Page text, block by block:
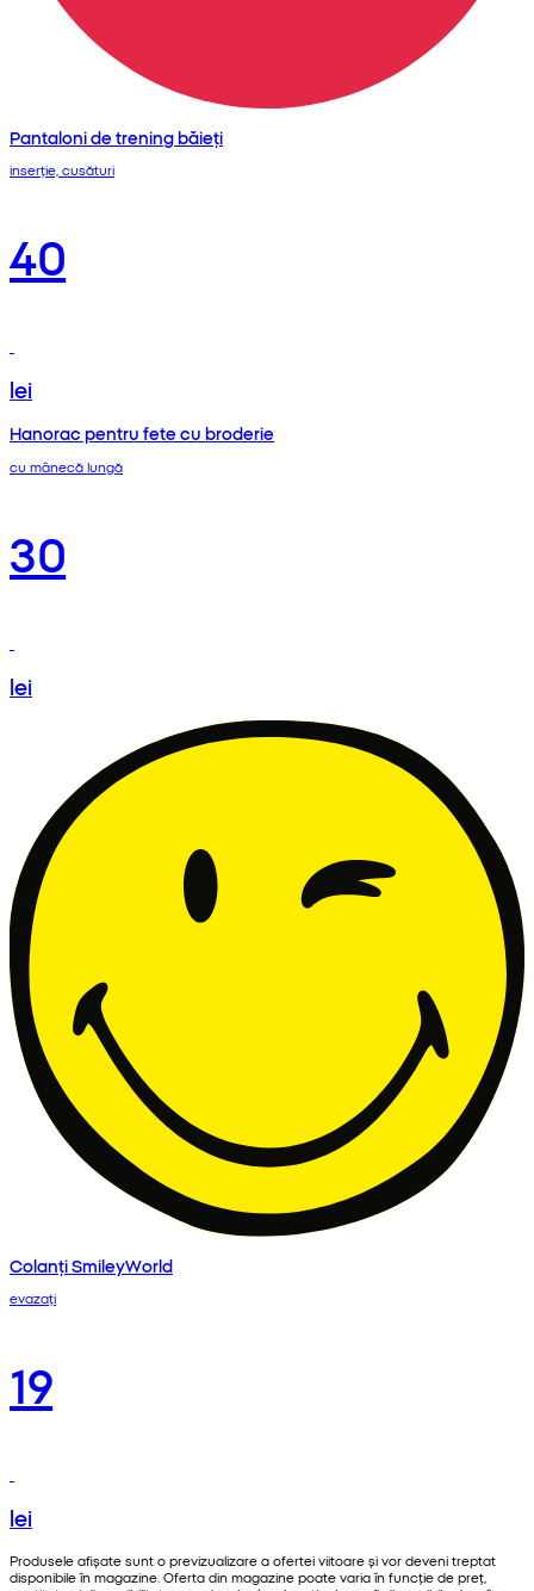
Pantaloni de trening băieți
inserție, cusături
40
lei
Hanorac pentru fete cu broderie
cu mânecă lungă
30
lei
Colanți SmileyWorld
evazați
19
lei
Produsele afișate sunt o previzualizare a ofertei viitoare și vor deveni treptat
disponibile în magazine. Oferta din magazine poate varia în funcție de preț,